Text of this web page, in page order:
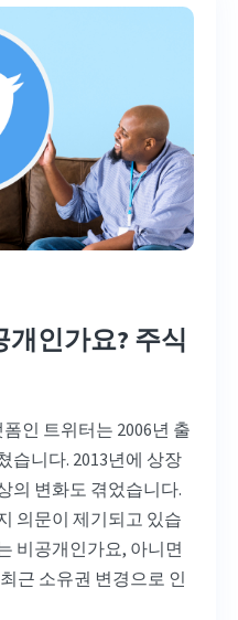
인가요? 주식
인 트위터는 2006년 출
습니다. 2013년에 상장
의 변화도 겪었습니다.
의문이 제기되고 있습
비공개인가요, 아니면
근 소유권 변경으로 인